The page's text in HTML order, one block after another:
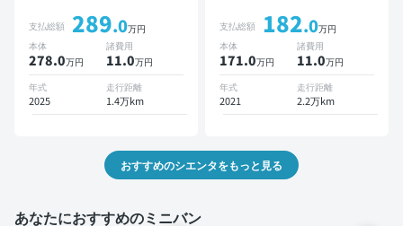
オートクルーズ 3列シート
スマートキー ETC バック
モニター 全方位カメラ ド
ライブレコーダー 衝突軽減
両側電動スライドドア 7人
乗り
支払総額 289.0万円
本体
278.0万円
諸費用
11.0万円
年式
2025
走行距離
1.4万km
3列シート スマートキー
ETC バックモニター 全方
位カメラ ドライブレコーダ
ー 衝突軽減 両側電動スラ
イドドア 7人乗り
支払総額 182.0万円
本体
171.0万円
諸費用
11.0万円
年式
2021
走行距離
2.2万km
おすすめのシエンタをもっと見る
あなたにおすすめのミニバン